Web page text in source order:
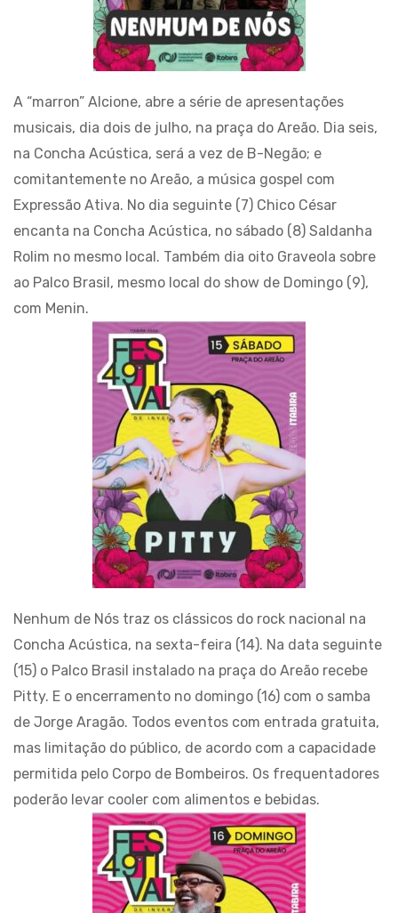
A “marron” Alcione, abre a série de apresentações
musicais, dia dois de julho, na praça do Areão. Dia seis,
na Concha Acústica, será a vez de B-Negão; e
comitantemente no Areão, a música gospel com
Expressão Ativa. No dia seguinte (7) Chico César
encanta na Concha Acústica, no sábado (8) Saldanha
Rolim no mesmo local. Também dia oito Graveola sobre
ao Palco Brasil, mesmo local do show de Domingo (9),
com Menin.
Nenhum de Nós traz os clássicos do rock nacional na
Concha Acústica, na sexta-feira (14). Na data seguinte
(15) o Palco Brasil instalado na praça do Areão recebe
Pitty. E o encerramento no domingo (16) com o samba
de Jorge Aragão. Todos eventos com entrada gratuita,
mas limitação do público, de acordo com a capacidade
permitida pelo Corpo de Bombeiros. Os frequentadores
poderão levar cooler com alimentos e bebidas.